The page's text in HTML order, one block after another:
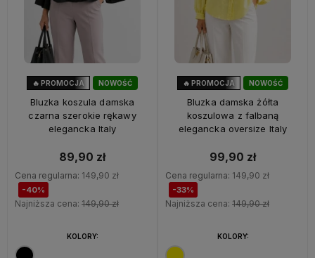
NOWOŚĆ
🔥 PROMOCJA
Bluzka koszula damska
czarna szerokie rękawy
elegancka Italy
89,90 zł
Cena regularna: 149,90 zł
-40%
Najniższa cena: 149,90 zł
KOLORY:
NOWOŚĆ
OKAZJA
🔥 PROMOCJA
Bluzka damska żółta
koszulowa z falbaną
elegancka oversize Italy
99,90 zł
Cena regularna: 149,90 zł
-33%
Najniższa cena: 149,90 zł
KOLORY: